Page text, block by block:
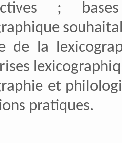
;
de la
et
pratiques.